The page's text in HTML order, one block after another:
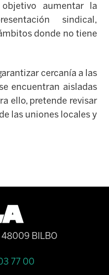
aumentar la
sindical,
donde no tiene
cercanía a las
encuentran aisladas
ello, pretende revisar
las uniones locales y
BILBO
77 00